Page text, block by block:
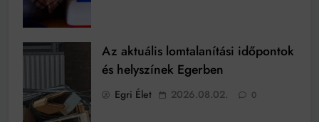
Az aktuális lomtalanítási időpontok
és helyszínek Egerben
Egri Élet 2026.08.02. 0